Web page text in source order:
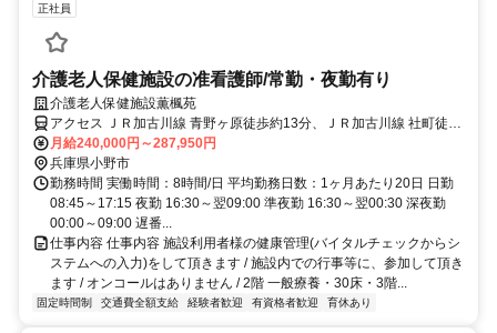
正社員
介護老人保健施設の准看護師/常勤・夜勤有り
介護老人保健施設薫楓苑
アクセス ＪＲ加古川線 青野ヶ原徒歩約13分、ＪＲ加古川線 社町徒歩
約25分、ＪＲ加古川線 河合西徒歩約39分
月給240,000円～287,950円
兵庫県小野市
勤務時間 実働時間：8時間/日 平均勤務日数：1ヶ月あたり20日 日勤
08:45～17:15 夜勤 16:30～翌09:00 準夜勤 16:30～翌00:30 深夜勤
00:00～09:00 遅番...
仕事内容 仕事内容 施設利用者様の健康管理(バイタルチェックからシ
ステムへの入力)をして頂きます / 施設内での行事等に、参加して頂き
ます / オンコールはありません / 2階 一般療養・30床・3階...
固定時間制 交通費全額支給 経験者歓迎 有資格者歓迎 育休あり